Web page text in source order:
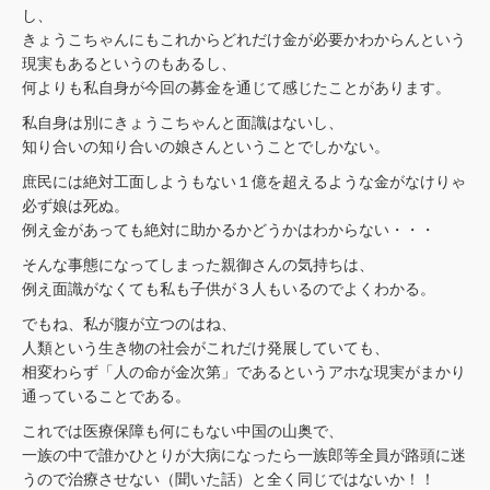
し、
きょうこちゃんにもこれからどれだけ金が必要かわからんという
現実もあるというのもあるし、
何よりも私自身が今回の募金を通じて感じたことがあります。
私自身は別にきょうこちゃんと面識はないし、
知り合いの知り合いの娘さんということでしかない。
庶民には絶対工面しようもない１億を超えるような金がなけりゃ
必ず娘は死ぬ。
例え金があっても絶対に助かるかどうかはわからない・・・
そんな事態になってしまった親御さんの気持ちは、
例え面識がなくても私も子供が３人もいるのでよくわかる。
でもね、私が腹が立つのはね、
人類という生き物の社会がこれだけ発展していても、
相変わらず「人の命が金次第」であるというアホな現実がまかり
通っていることである。
これでは医療保障も何にもない中国の山奥で、
一族の中で誰かひとりが大病になったら一族郎等全員が路頭に迷
うので治療させない（聞いた話）と全く同じではないか！！